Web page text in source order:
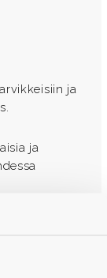
ja
ja